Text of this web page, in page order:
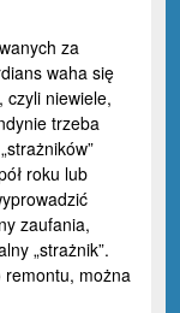
za
waha się
czyli niewiele,
trzeba
roku lub
zaufania,
„strażnik”.
remontu, można